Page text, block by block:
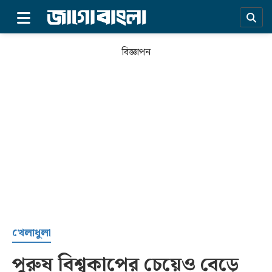
সর্বশেষ
বিজ্ঞাপন
খেলাধুলা
পুরুষ বিশ্বকাপের চেয়েও বেড়ে